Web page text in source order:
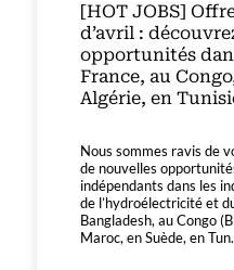
[HOT JOBS]
d’avril :
opportunités
France, au
Algérie, en
Nous sommes ravis de
de nouvelles
indépendants dans les
de l’hydroélectricité et
Bangladesh, au Congo
Maroc, en Suède, en